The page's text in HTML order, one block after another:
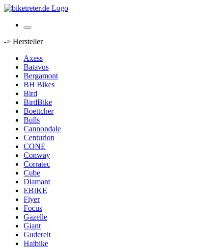
-> Hersteller
Axess
Batavus
Bergamont
BH Bikes
Bird
BirdBike
Boettcher
Bulls
Cannondale
Centurion
CONE
Conway
Corratec
Cube
Diamant
EBIKE
Flyer
Focus
Gazelle
Giant
Gudereit
Haibike